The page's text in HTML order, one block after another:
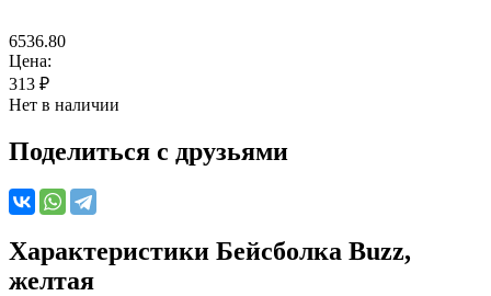
6536.80
Цена:
313 ₽
Нет в наличии
Поделиться с друзьями
Характеристики Бейсболка Buzz,
желтая